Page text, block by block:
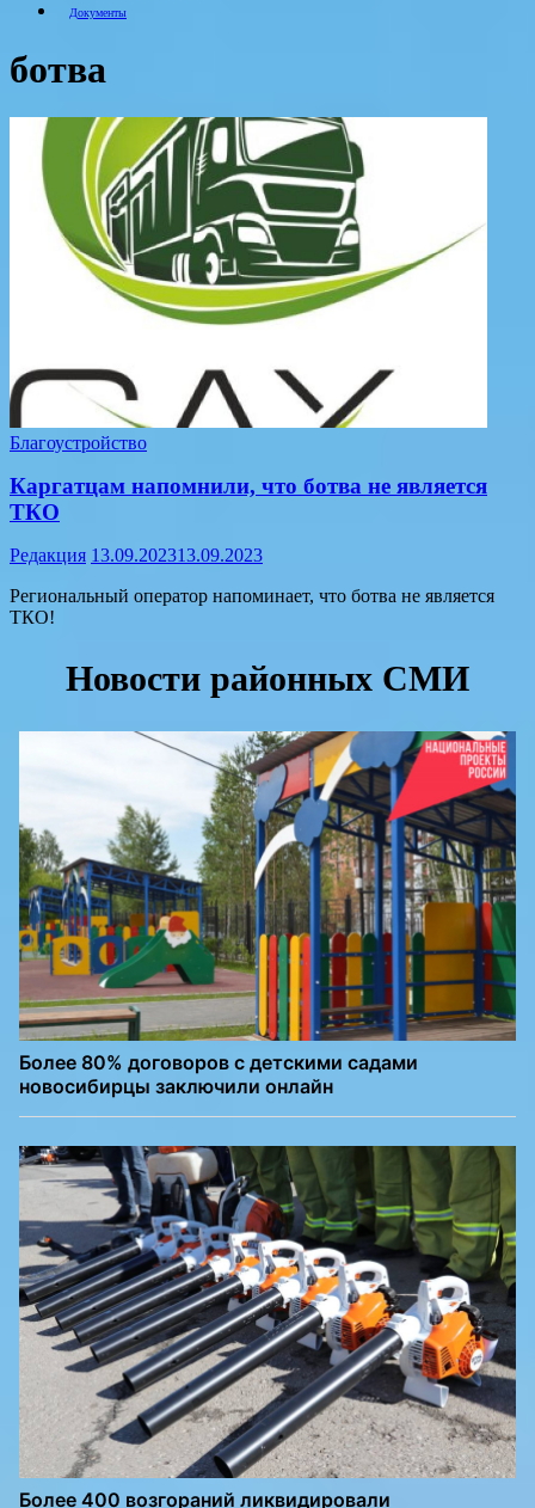
Документы
ботва
Благоустройство
Каргатцам напомнили, что ботва не является
ТКО
Редакция 13.09.202313.09.2023
Региональный оператор напоминает, что ботва не является
ТКО!